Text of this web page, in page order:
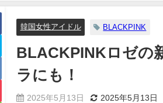
韓国女性アイドル BLACKPINK
BLACKPINKロゼの
ラにも！
2025年5月13日 2025年5月13日